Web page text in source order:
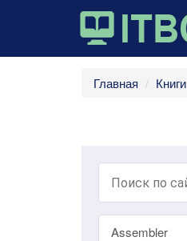
Главная Книги
Assembler